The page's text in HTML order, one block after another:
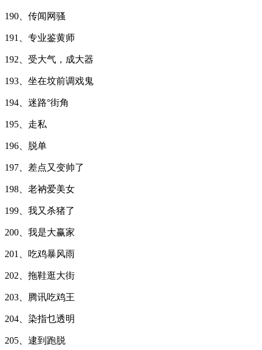
190、传闻网骚
191、专业鉴黄师
192、受大气，成大器
193、坐在坟前调戏鬼
194、迷路°街角
195、走私
196、脱单
197、差点又变帅了
198、老衲爱美女
199、我又杀猪了
200、我是大赢家
201、吃鸡暴风雨
202、拖鞋逛大街
203、腾讯吃鸡王
204、染指乜透明
205、逮到跑脱